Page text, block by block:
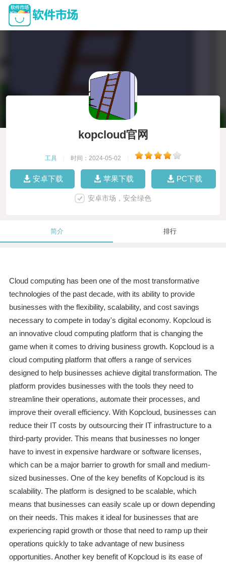
kopcloud官网
工具 时间：2024-05-02
安卓下载 苹果下载 PC下载
安卓市场，安全绿色
简介 排行
Cloud computing has been one of the most transformative
technologies of the past decade, with its ability to provide
businesses with the flexibility, scalability, and cost savings
necessary to compete in today's digital economy. Kopcloud is
an innovative cloud computing platform that is changing the
game when it comes to driving business growth. Kopcloud is a
cloud computing platform that offers a range of services
designed to help businesses achieve digital transformation. The
platform provides businesses with the tools they need to
streamline their operations, automate their processes, and
improve their overall efficiency. With Kopcloud, businesses can
reduce their IT costs by outsourcing their IT infrastructure to a
third-party provider. This means that businesses no longer
have to invest in expensive hardware or software licenses,
which can be a major barrier to growth for small and medium-
sized businesses. One of the key benefits of Kopcloud is its
scalability. The platform is designed to be scalable, which
means that businesses can easily scale up or down depending
on their needs. This makes it ideal for businesses that are
experiencing rapid growth or those that need to ramp up their
operations quickly to take advantage of new business
opportunities. Another key benefit of Kopcloud is its ease of